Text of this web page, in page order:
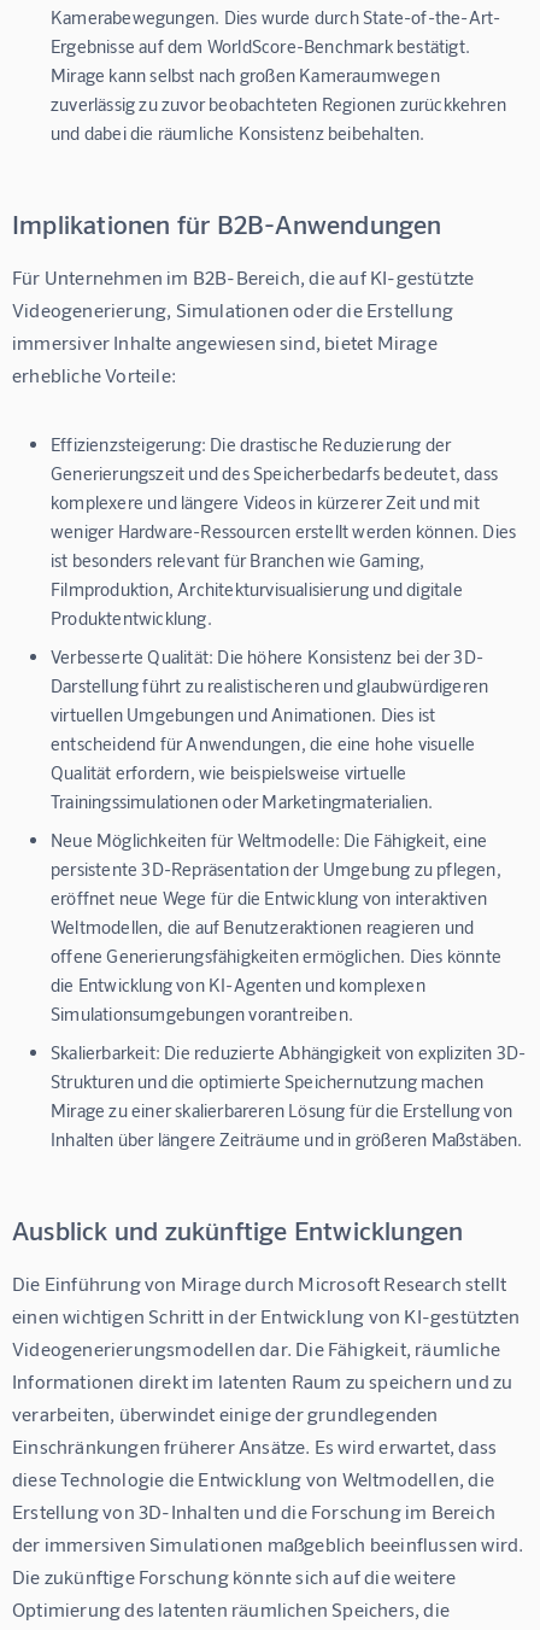
Kamerabewegungen. Dies wurde durch State-of-the-Art-
Ergebnisse auf dem WorldScore-Benchmark bestätigt.
Mirage kann selbst nach großen Kameraumwegen
zuverlässig zu zuvor beobachteten Regionen zurückkehren
und dabei die räumliche Konsistenz beibehalten.
Implikationen für B2B-Anwendungen
Für Unternehmen im B2B-Bereich, die auf KI-gestützte
Videogenerierung, Simulationen oder die Erstellung
immersiver Inhalte angewiesen sind, bietet Mirage
erhebliche Vorteile:
Effizienzsteigerung: Die drastische Reduzierung der
Generierungszeit und des Speicherbedarfs bedeutet, dass
komplexere und längere Videos in kürzerer Zeit und mit
weniger Hardware-Ressourcen erstellt werden können. Dies
ist besonders relevant für Branchen wie Gaming,
Filmproduktion, Architekturvisualisierung und digitale
Produktentwicklung.
Verbesserte Qualität: Die höhere Konsistenz bei der 3D-
Darstellung führt zu realistischeren und glaubwürdigeren
virtuellen Umgebungen und Animationen. Dies ist
entscheidend für Anwendungen, die eine hohe visuelle
Qualität erfordern, wie beispielsweise virtuelle
Trainingssimulationen oder Marketingmaterialien.
Neue Möglichkeiten für Weltmodelle: Die Fähigkeit, eine
persistente 3D-Repräsentation der Umgebung zu pflegen,
eröffnet neue Wege für die Entwicklung von interaktiven
Weltmodellen, die auf Benutzeraktionen reagieren und
offene Generierungsfähigkeiten ermöglichen. Dies könnte
die Entwicklung von KI-Agenten und komplexen
Simulationsumgebungen vorantreiben.
Skalierbarkeit: Die reduzierte Abhängigkeit von expliziten 3D-
Strukturen und die optimierte Speichernutzung machen
Mirage zu einer skalierbareren Lösung für die Erstellung von
Inhalten über längere Zeiträume und in größeren Maßstäben.
Ausblick und zukünftige Entwicklungen
Die Einführung von Mirage durch Microsoft Research stellt
einen wichtigen Schritt in der Entwicklung von KI-gestützten
Videogenerierungsmodellen dar. Die Fähigkeit, räumliche
Informationen direkt im latenten Raum zu speichern und zu
verarbeiten, überwindet einige der grundlegenden
Einschränkungen früherer Ansätze. Es wird erwartet, dass
diese Technologie die Entwicklung von Weltmodellen, die
Erstellung von 3D-Inhalten und die Forschung im Bereich
der immersiven Simulationen maßgeblich beeinflussen wird.
Die zukünftige Forschung könnte sich auf die weitere
Optimierung des latenten räumlichen Speichers, die